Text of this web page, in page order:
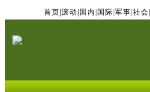
首页 滚动 国内 国际 军事 社会